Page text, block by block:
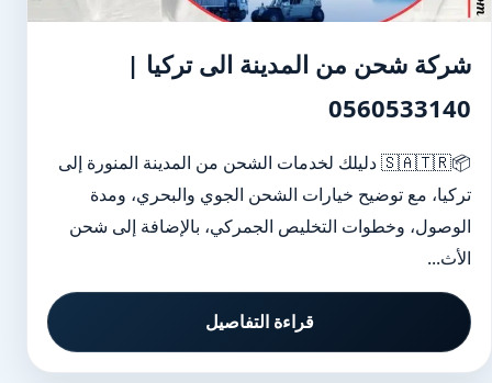
شركة شحن من المدينة الى تركيا |
0560533140
📦🇸🇦🇹🇷 دليلك لخدمات الشحن من المدينة المنورة إلى
تركيا، مع توضيح خيارات الشحن الجوي والبحري، ومدة
الوصول، وخطوات التخليص الجمركي، بالإضافة إلى شحن
الأث...
قراءة التفاصيل